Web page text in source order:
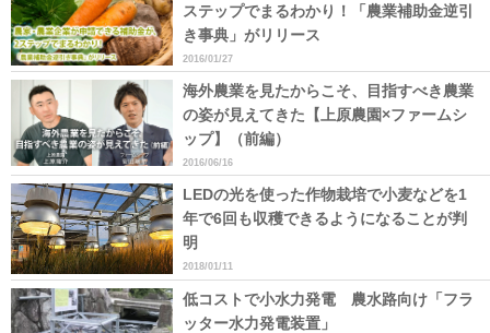
ステップでまるわかり！「農業補助金逆引
き事典」がリリース
2016/01/27
海外農業を見たからこそ、目指すべき農業
の姿が見えてきた【上原農園×ファームシ
ップ】（前編）
2016/06/16
LEDの光を使った作物栽培で小麦などを1
年で6回も収穫できるようになることが判
明
2018/01/11
低コストで小水力発電 農水路向け「フラ
ッター水力発電装置」